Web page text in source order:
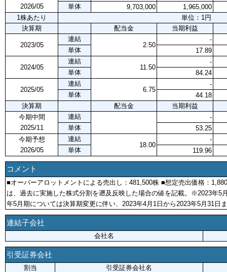
2026/05
単体
9,703,000
1,965,000
1株あたり
単位：1円
決算期
配当金 当期利益
2023/05
連結
2.50
-
単体
17.89
2024/05
連結
11.50
-
単体
84.24
2025/05
連結
6.75
-
単体
44.18
決算期
配当金
当期利益
今期中間
2025/11
連結
-
単体
53.25
今期予想
2026/05
連結
18.00
-
単体
119.96
コメント
■オーバーアロットメントによる売出し：481,500株 ■想定売出価格：
は、過去に実施した株式分割を遡及反映した場合の値を記載。※2023年5
年5月期については決算期変更に伴い、2023年4月1日から2023年5月31日
連結子会社
会社名
引受証券会社
割当
引受証券会社名